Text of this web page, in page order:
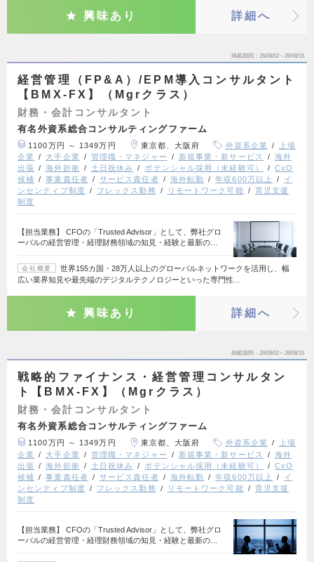
興味あり 詳細へ
掲載期間 26/08/02～26/08/15
経営管理（FP&A）/EPM導入コンサルタント
【BMX-FX】（Mgrクラス）
財務・会計コンサルタント
有名外資系総合コンサルティングファーム
1100万円 ～ 1349万円 東京都、大阪府 外資系企業
上場
企業
大手企業 管理職・マネジャー 新規事業・新サービス
海外
出張
海外折衝 土日祝休み ポテンシャル採用（未経験可）
CxO
候補
事業責任者 サービス責任者 海外転勤 年収600万以上
イ
ンセンティブ制度
フレックス勤務 リモートワーク可能
育児支援
制度
【担当業務】 CFOの「Trusted Advisor」として、弊社グロ
ーバルの経営管理・経理財務領域の知見・経験と最新の…
会社概要
世界155カ国・28万人以上のグローバルネットワークを活用し、幅
広い業界知見や最先端のデジタルテクノロジーといった専門性…
興味あり 詳細へ
掲載期間 26/08/02～26/08/15
戦略的ファイナンス・経営管理コンサルタン
ト【BMX-FX】（Mgrクラス）
財務・会計コンサルタント
有名外資系総合コンサルティングファーム
1100万円 ～ 1349万円 東京都、大阪府 外資系企業
上場
企業
大手企業 管理職・マネジャー 新規事業・新サービス
海外
出張
海外折衝 土日祝休み ポテンシャル採用（未経験可）
CxO
候補
事業責任者 サービス責任者 海外転勤 年収600万以上
イ
ンセンティブ制度
フレックス勤務 リモートワーク可能
育児支援
制度
【担当業務】 CFOの「Trusted Advisor」として、弊社グロ
ーバルの経営管理・経理財務領域の知見・経験と最新の…